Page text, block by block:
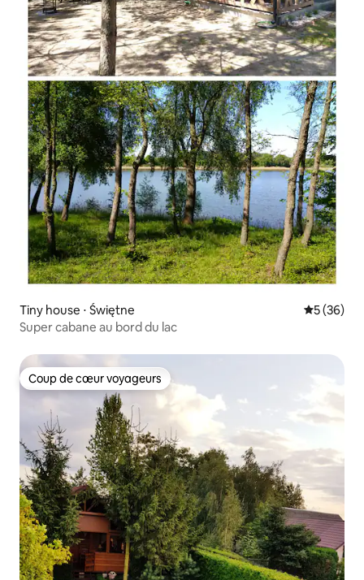
Tiny house ⋅ Świętne
5 (36)
Super cabane au bord du lac
Coup de cœur voyageurs
Coup de cœur voyageurs